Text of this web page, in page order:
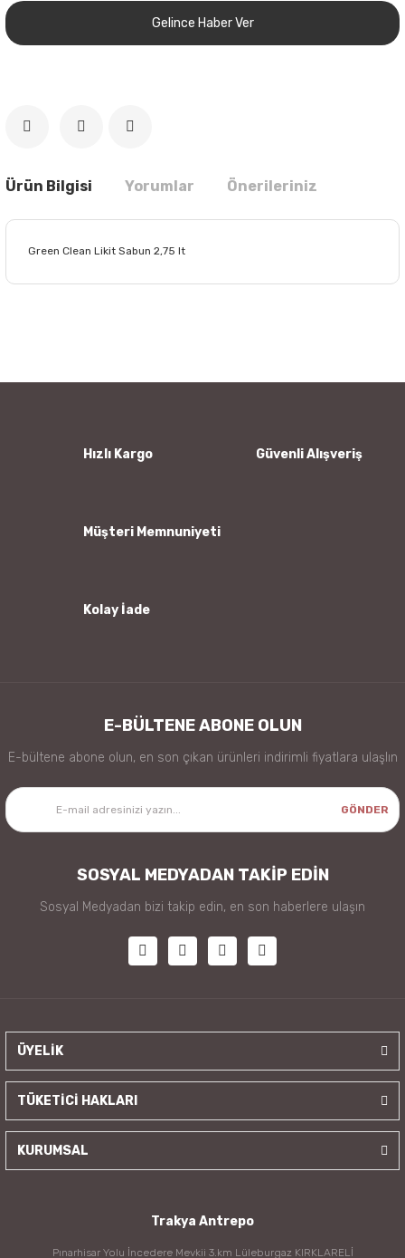
Gelince Haber Ver
Ürün Bilgisi Yorumlar Önerileriniz
Green Clean Likit Sabun 2,75 lt
Ürün bilgilerinde hatalar bulunuyor.
Hızlı Kargo Güvenli Alışveriş
Müşteri Memnuniyeti
Kolay İade
E-BÜLTENE ABONE OLUN
E-bültene abone olun, en son çıkan ürünleri indirimli fiyatlara ulaşlın
GÖNDER
SOSYAL MEDYADAN TAKİP EDİN
Sosyal Medyadan bizi takip edin, en son haberlere ulaşın
ÜYELİK
TÜKETİCİ HAKLARI
KURUMSAL
Trakya Antrepo
Pınarhisar Yolu İncedere Mevkii 3.km Lüleburgaz KIRKLARELİ